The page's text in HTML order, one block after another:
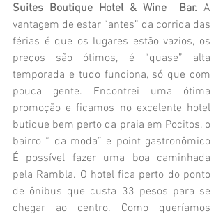
Suites Boutique Hotel & Wine  Bar. A
vantagem de estar “antes” da corrida das
férias é que os lugares estão vazios, os
preços são ótimos, é “quase” alta
temporada e tudo funciona, só que com
pouca gente. Encontrei uma ótima
promoção e ficamos no excelente hotel
butique bem perto da praia em Pocitos, o
bairro “ da moda” e point gastronômico
É possível fazer uma boa caminhada
pela Rambla. O hotel fica perto do ponto
de ônibus que custa 33 pesos para se
chegar ao centro. Como queríamos